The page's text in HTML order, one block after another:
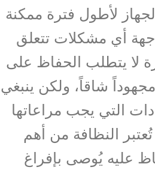
لأطول فترة ممكنة
أي مشكلات تتعلق
لا يتطلب الحفاظ على
شاقاً، ولكن ينبغي
التي يجب مراعاتها
النظافة من أهم
عليه يُوصى بإفراغ